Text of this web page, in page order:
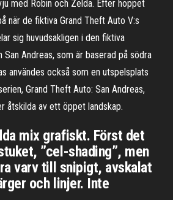
med Robin och Zelda. Efter hoppet
när de fiktiva Grand Theft Auto V:s
sig huvudsakligen i den fiktiva
San Andreas, som är baserad på södra
användes också som en utspelsplats
Grand Theft Auto: San Andreas,
åtskilda av ett öppet landskap.
mix grafiskt. Först det
”cel-shading”, men
varv till snipigt, avskalat
och linjer. Inte